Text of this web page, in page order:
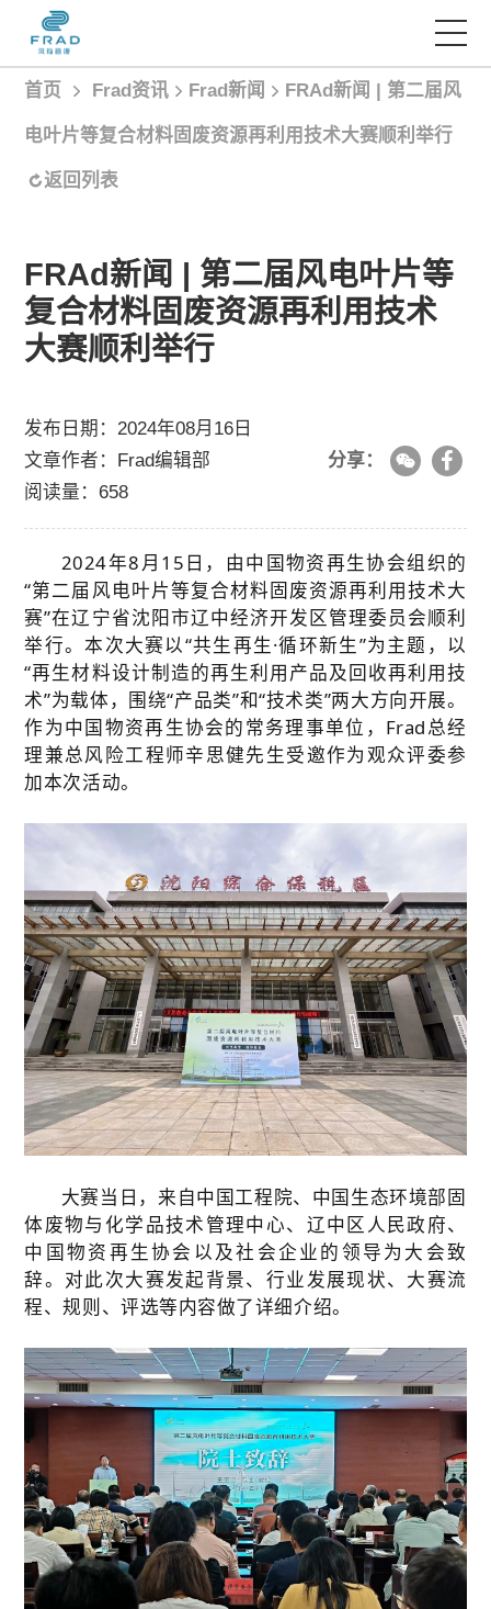
首页
服务项目
经典案例
Frad智库
Frad资讯
关于我们
加入我们
联系我们
首页 Frad资讯 Frad新闻 FRAd新闻 | 第二届风
电叶片等复合材料固废资源再利用技术大赛顺利举行
返回列表
FRAd新闻 | 第二届风电叶片等
复合材料固废资源再利用技术
大赛顺利举行
发布日期：2024年08月16日
文章作者：Frad编辑部
阅读量：658
分享：
2024年8月15日，由中国物资再生协会组织的
“第二届风电叶片等复合材料固废资源再利用技术大
赛”在辽宁省沈阳市辽中经济开发区管理委员会顺利
举行。本次大赛以“共生再生·循环新生”为主题，以
“再生材料设计制造的再生利用产品及回收再利用技
术”为载体，围绕“产品类”和“技术类”两大方向开展。
作为中国物资再生协会的常务理事单位，Frad总经
理兼总风险工程师辛思健先生受邀作为观众评委参
加本次活动。
大赛当日，来自中国工程院、中国生态环境部固
体废物与化学品技术管理中心、辽中区人民政府、
中国物资再生协会以及社会企业的领导为大会致
辞。对此次大赛发起背景、行业发展现状、大赛流
程、规则、评选等内容做了详细介绍。